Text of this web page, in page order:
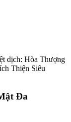
dịch: Hòa Thượng
Thiện Siêu
Đa